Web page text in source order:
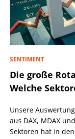
SENTIMENT
Die große
Welche
Unsere
aus DAX, MDAX
Sektoren hat in